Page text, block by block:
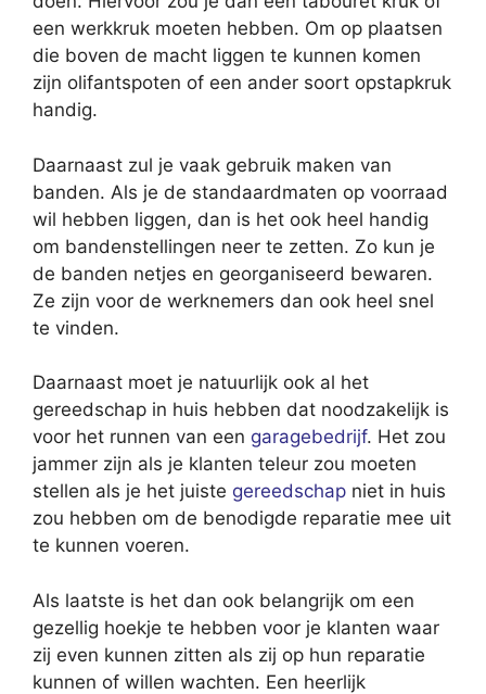
een werkkruk moeten hebben. Om op plaatsen
die boven de macht liggen te kunnen komen
zijn olifantspoten of een ander soort opstapkruk
handig.
Daarnaast zul je vaak gebruik maken van
banden. Als je de standaardmaten op voorraad
wil hebben liggen, dan is het ook heel handig
om bandenstellingen neer te zetten. Zo kun je
de banden netjes en georganiseerd bewaren.
Ze zijn voor de werknemers dan ook heel snel
te vinden.
Daarnaast moet je natuurlijk ook al het
gereedschap in huis hebben dat noodzakelijk is
voor het runnen van een garagebedrijf. Het zou
jammer zijn als je klanten teleur zou moeten
stellen als je het juiste gereedschap niet in huis
zou hebben om de benodigde reparatie mee uit
te kunnen voeren.
Als laatste is het dan ook belangrijk om een
gezellig hoekje te hebben voor je klanten waar
zij even kunnen zitten als zij op hun reparatie
kunnen of willen wachten. Een heerlijk